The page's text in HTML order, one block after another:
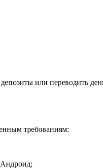
или переводить
требованиям: